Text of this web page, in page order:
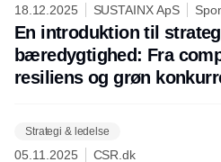
18.12.2025 SUSTAINX ApS
En introduktion til
bæredygtighed: Fra
resiliens og grøn
Strategi & ledelse
05.11.2025 CSR.dk